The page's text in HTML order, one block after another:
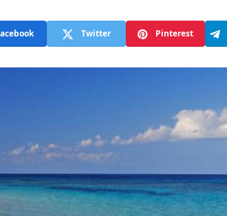
Twitter Pinterest